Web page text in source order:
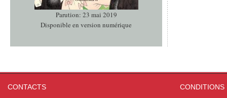
Parution: 23 mai 2019
Disponible en version numérique
CONTACTS CONDITIONS